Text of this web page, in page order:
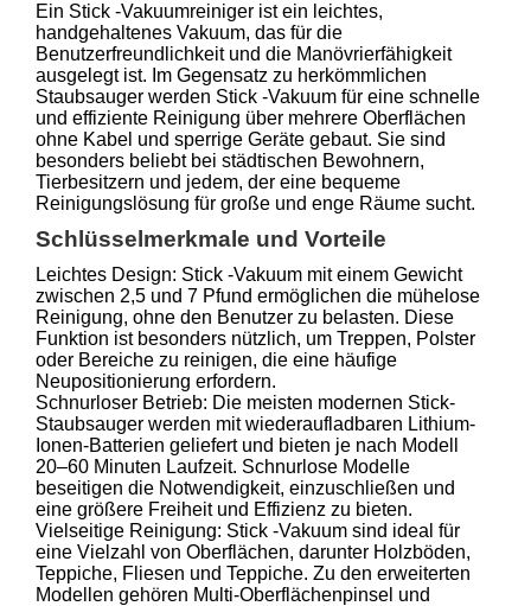
Ein Stick -Vakuumreiniger ist ein leichtes,
handgehaltenes Vakuum, das für die
Benutzerfreundlichkeit und die Manövrierfähigkeit
ausgelegt ist. Im Gegensatz zu herkömmlichen
Staubsauger werden Stick -Vakuum für eine schnelle
und effiziente Reinigung über mehrere Oberflächen
ohne Kabel und sperrige Geräte gebaut. Sie sind
besonders beliebt bei städtischen Bewohnern,
Tierbesitzern und jedem, der eine bequeme
Reinigungslösung für große und enge Räume sucht.
Schlüsselmerkmale und Vorteile
Leichtes Design: Stick -Vakuum mit einem Gewicht
zwischen 2,5 und 7 Pfund ermöglichen die mühelose
Reinigung, ohne den Benutzer zu belasten. Diese
Funktion ist besonders nützlich, um Treppen, Polster
oder Bereiche zu reinigen, die eine häufige
Neupositionierung erfordern.
Schnurloser Betrieb: Die meisten modernen Stick-
Staubsauger werden mit wiederaufladbaren Lithium-
Ionen-Batterien geliefert und bieten je nach Modell
20–60 Minuten Laufzeit. Schnurlose Modelle
beseitigen die Notwendigkeit, einzuschließen und
eine größere Freiheit und Effizienz zu bieten.
Vielseitige Reinigung: Stick -Vakuum sind ideal für
eine Vielzahl von Oberflächen, darunter Holzböden,
Teppiche, Fliesen und Teppiche. Zu den erweiterten
Modellen gehören Multi-Oberflächenpinsel und